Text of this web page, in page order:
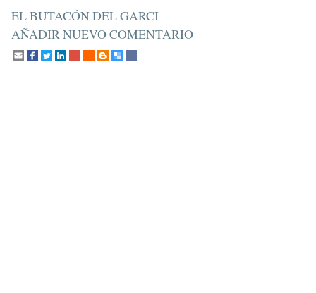
EL BUTACÓN DEL GARCI
AÑADIR NUEVO COMENTARIO